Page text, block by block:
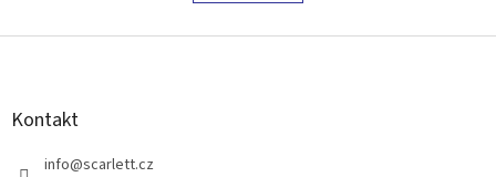
o
j
S
Kontakt
info@scarlett.cz